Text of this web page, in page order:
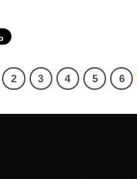
2 3 4 5 6